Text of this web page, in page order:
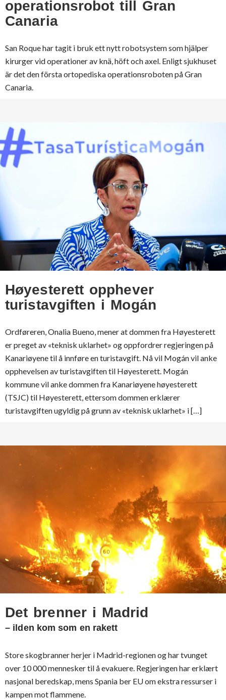
operationsrobot till Gran
Canaria
San Roque har tagit i bruk ett nytt robotsystem som hjälper
kirurger vid operationer av knä, höft och axel. Enligt sjukhuset
är det den första ortopediska operationsroboten på Gran
Canaria.
Høyesterett opphever
turistavgiften i Mogán
Ordføreren, Onalia Bueno, mener at dommen fra Høyesterett
er preget av «teknisk uklarhet» og oppfordrer regjeringen på
Kanariøyene til å innføre en turistavgift. Nå vil Mogán vil anke
opphevelsen av turistavgiften til Høyesterett. Mogán
kommune vil anke dommen fra Kanariøyene høyesterett
(TSJC) til Høyesterett, ettersom dommen erklærer
turistavgiften ugyldig på grunn av «teknisk uklarhet» i […]
Det brenner i Madrid
– ilden kom som en rakett
Store skogbranner herjer i Madrid-regionen og har tvunget
over 10 000 mennesker til å evakuere. Regjeringen har erklært
nasjonal beredskap, mens Spania ber EU om ekstra ressurser i
kampen mot flammene.